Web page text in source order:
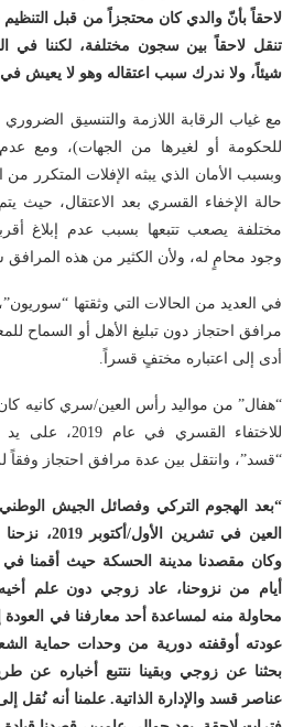
لاحقاً بأنّ والدي كان محتجزاً من قبل
تنقل لاحقاً بين سجون مختلفة، لكننا في
شيئاً، ولا ندرك سبب اعتقاله وهو لا يعيش
مع غياب الرقابة اللازمة والتنسيق الضروري
للحكومة أو لغيرها من الجهات)، ومع عدم
وبسبب الأمان الذي يبثه الإفلات المتكرر
حالة الإخفاء القسري بعد الاعتقال، حيث
مختلفة يصعب تتبعها بسبب عدم إبلاغ
وجود محامٍ له، ولأن الكثير من هذه المرافق
في العديد من الحالات التي وثقتها
مرافق احتجاز دون تبليغ الأهل أو السماح
أدى إلى اعتباره مختفٍ قسراً.
“هفال” من مواليد رأس العين/سري كانيه كان
للاختفاء القسري
“قسد”، وانتقل بين عدة مرافق احتجاز وفقاً
“بعد الهجوم التركي وفصائل الجيش
العين في
وكان مقصدنا مدينة الحسكة حيث أقمنا في
أيام من نزوحنا، عاد زوجي دون علم
محاولة منه لمساعدة أحد معارفنا في
عودته أوقفته دورية من وحدات حماية
بحثنا عن زوجي وبقينا نتتبع أخباره عن
عناصر قسد والإدارة الذاتية. علمنا أنه